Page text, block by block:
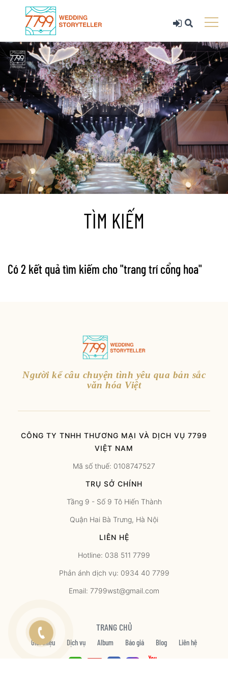
TÌM KIẾM
Có 2 kết quả tìm kiếm cho "trang trí cổng hoa"
Người kể câu chuyện tình yêu qua bản sắc
văn hóa Việt
CÔNG TY TNHH THƯƠNG MẠI VÀ DỊCH VỤ 7799
VIỆT NAM
Mã số thuế: 0108747527
TRỤ SỞ CHÍNH
Tầng 9 - Số 9 Tô Hiến Thành
Quận Hai Bà Trưng, Hà Nội
LIÊN HỆ
Hotline: 038 511 7799
Phản ánh dịch vụ: 0934 40 7799
Email: 7799wst@gmail.com
TRANG CHỦ
Giới thiệu Dịch vụ Album Báo giá Blog Liên hệ